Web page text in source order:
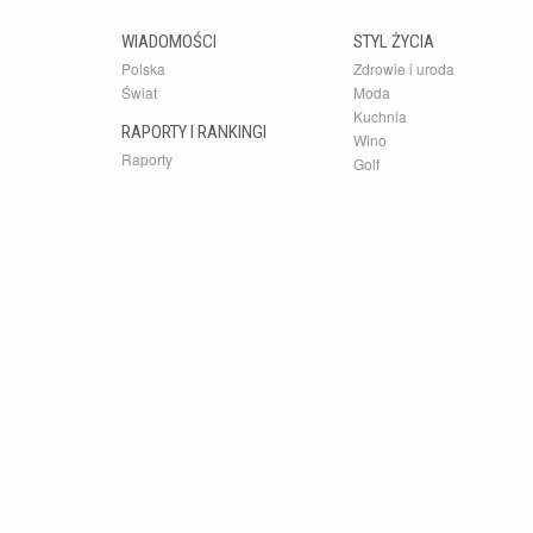
WIADOMOŚCI
Polska
Świat
RAPORTY I RANKINGI
Raporty
STYL ŻYCIA
Zdrowie i uroda
Moda
Kuchnia
Wino
Golf